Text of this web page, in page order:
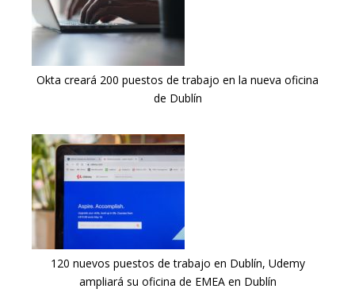
Okta creará 200 puestos de trabajo en la nueva oficina
de Dublín
120 nuevos puestos de trabajo en Dublín, Udemy
ampliará su oficina de EMEA en Dublín